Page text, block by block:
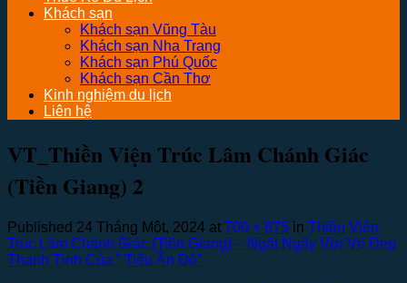
Khách sạn
Khách sạn Vũng Tàu
Khách sạn Nha Trang
Khách sạn Phú Quốc
Khách sạn Cần Thơ
Kinh nghiệm du lịch
Liên hệ
VT_Thiền Viện Trúc Lâm Chánh Giác
(Tiền Giang) 2
Published 24 Tháng Một, 2024 at 700 × 875 in Thiền Viện
Trúc Lâm Chánh Giác (Tiền Giang) – Ngất Ngây Với Vẻ Đẹp
Thanh Tịnh Của ” Tiểu Ấn Độ”